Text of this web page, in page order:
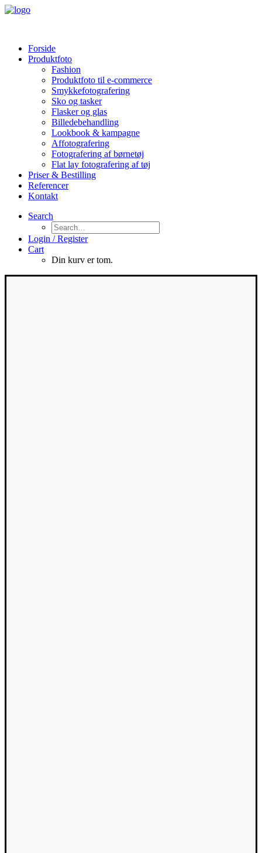
Forside
Produktfoto
Fashion
Produktfoto til e-commerce
Smykkefotografering
Sko og tasker
Flasker og glas
Billedebehandling
Lookbook & kampagne
Affotografering
Fotografering af børnetøj
Flat lay fotografering af tøj
Priser & Bestilling
Referencer
Kontakt
Search
Login / Register
Cart
Din kurv er tom.